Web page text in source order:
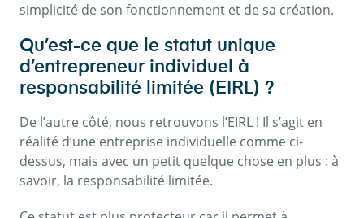
simplicité de son fonctionnement et de sa création.
Qu’est-ce que le statut unique
d’entrepreneur individuel à
responsabilité limitée (EIRL) ?
De l’autre côté, nous retrouvons l’EIRL ! Il s’agit en
réalité d’une entreprise individuelle comme ci-
dessus, mais avec un petit quelque chose en plus : à
savoir, la responsabilité limitée.